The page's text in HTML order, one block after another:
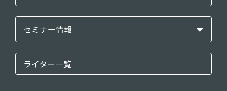
セミナー情報
ライター一覧